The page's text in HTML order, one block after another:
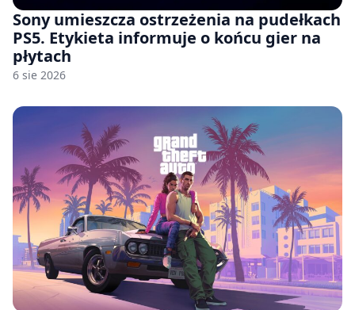
Sony umieszcza ostrzeżenia na pudełkach
PS5. Etykieta informuje o końcu gier na
płytach
6 sie 2026